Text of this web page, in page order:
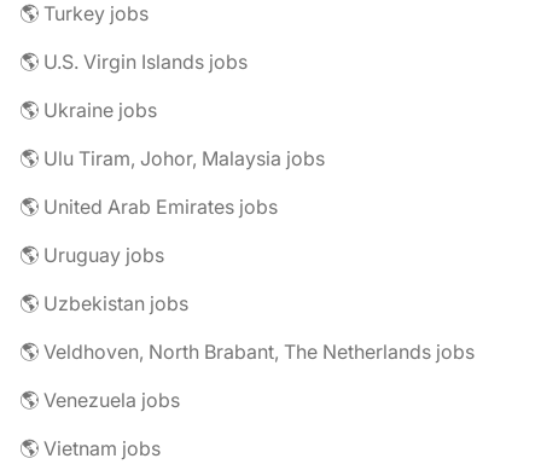
🌎 Turkey jobs
🌎 U.S. Virgin Islands jobs
🌎 Ukraine jobs
🌎 Ulu Tiram, Johor, Malaysia jobs
🌎 United Arab Emirates jobs
🌎 Uruguay jobs
🌎 Uzbekistan jobs
🌎 Veldhoven, North Brabant, The Netherlands jobs
🌎 Venezuela jobs
🌎 Vietnam jobs